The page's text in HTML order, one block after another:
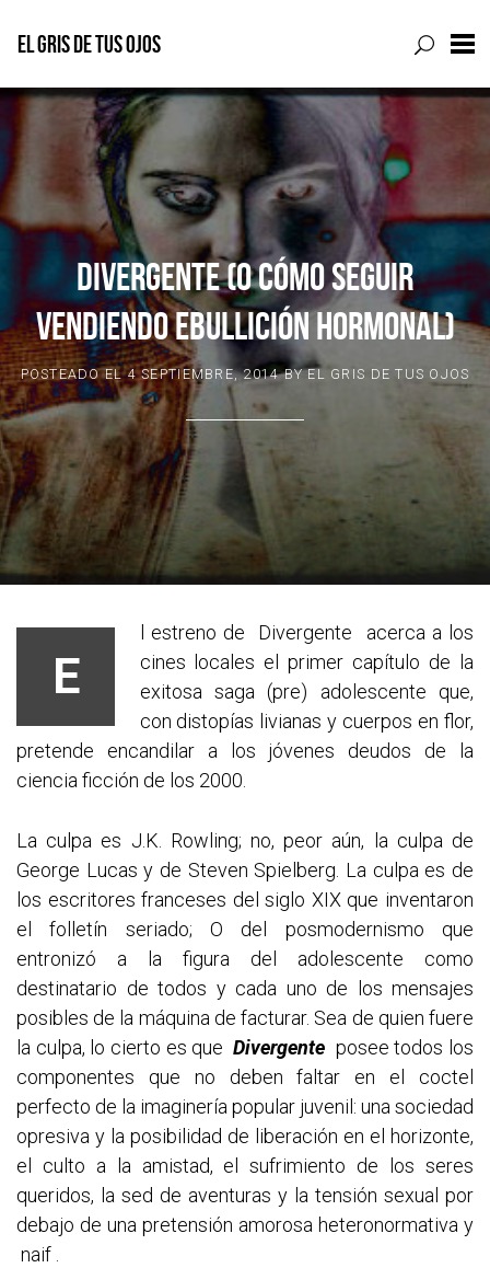
Skip
EL GRIS DE TUS OJOS
DIVERGENTE (O CÓMO SEGUIR
VENDIENDO EBULLICIÓN HORMONAL)
POSTEADO EL4 SEPTIEMBRE, 2014BYEL GRIS DE TUS OJOS
E
l estreno de Divergente acerca a los
cines locales el primer capítulo de la
exitosa saga (pre) adolescente que,
con distopías livianas y cuerpos en flor,
pretende encandilar a los jóvenes deudos de la
ciencia ficción de los 2000.
La culpa es J.K. Rowling; no, peor aún, la culpa de
George Lucas y de Steven Spielberg. La culpa es de
los escritores franceses del siglo XIX que inventaron
el folletín seriado; O del posmodernismo que
entronizó a la figura del adolescente como
destinatario de todos y cada uno de los mensajes
posibles de la máquina de facturar. Sea de quien fuere
la culpa, lo cierto es queDivergente posee todos los
componentes que no deben faltar en el coctel
perfecto de la imaginería popular juvenil: una sociedad
opresiva y la posibilidad de liberación en el horizonte,
el culto a la amistad, el sufrimiento de los seres
queridos, la sed de aventuras y la tensión sexual por
debajo de una pretensión amorosa heteronormativa y
naif .